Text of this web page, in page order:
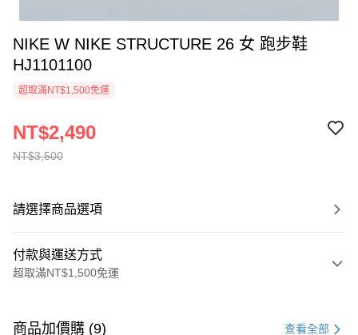
NIKE W NIKE STRUCTURE 26 女 跑步鞋
HJ1101100
超取滿NT$1,500免運
NT$3,500
NT$2,490
請選擇商品選項
付款與運送方式
超取滿NT$1,500免運
信用卡一次付款
商品加價購 (9) 查看全部